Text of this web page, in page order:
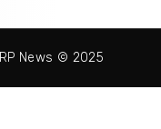
News © 2025